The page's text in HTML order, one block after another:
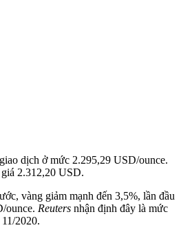
dịch ở mức 2.295,29 USD/ounce.
2.312,20 USD.
vàng giảm mạnh đến 3,5%, lần đầu
ounce. Reuters nhận định đây là mức
2020.